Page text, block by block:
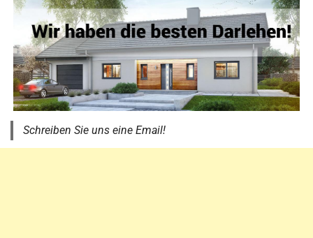
Schreiben Sie uns eine Email!